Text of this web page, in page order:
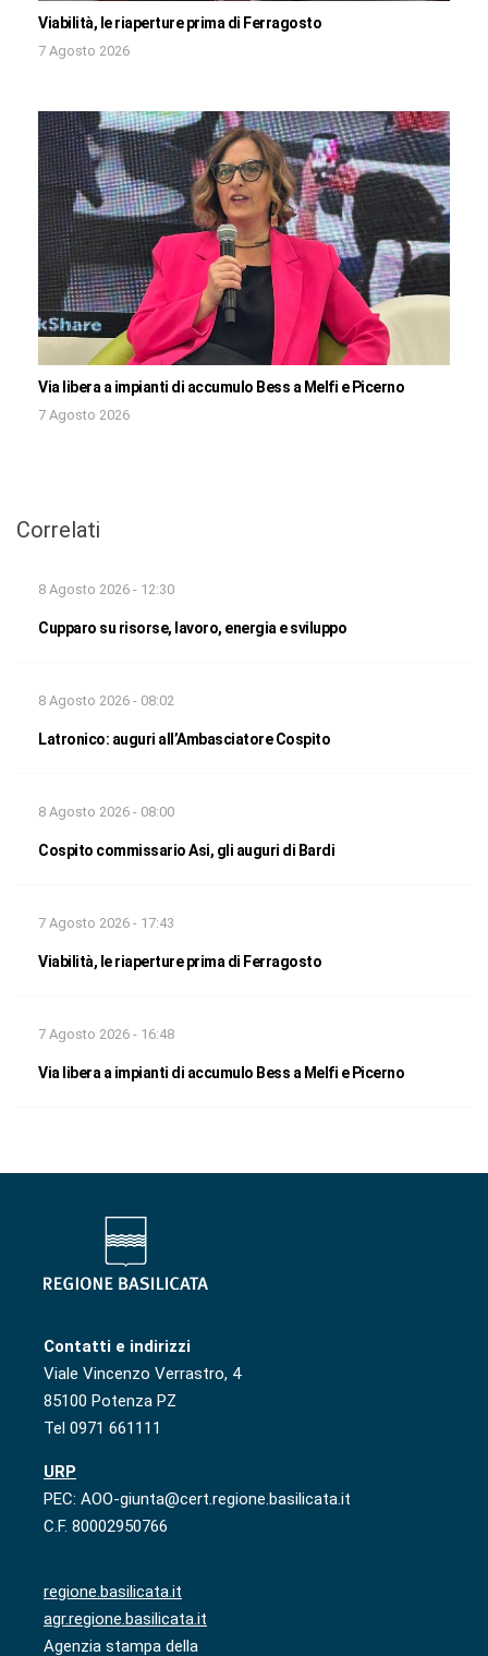
Viabilità, le riaperture prima di Ferragosto
7 Agosto 2026
Via libera a impianti di accumulo Bess a Melfi e Picerno
7 Agosto 2026
Correlati
8 Agosto 2026 - 12:30
Cupparo su risorse, lavoro, energia e sviluppo
8 Agosto 2026 - 08:02
Latronico: auguri all’Ambasciatore Cospito
8 Agosto 2026 - 08:00
Cospito commissario Asi, gli auguri di Bardi
7 Agosto 2026 - 17:43
Viabilità, le riaperture prima di Ferragosto
7 Agosto 2026 - 16:48
Via libera a impianti di accumulo Bess a Melfi e Picerno
Contatti e indirizzi
Viale Vincenzo Verrastro, 4
85100 Potenza PZ
Tel 0971 661111
URP
PEC: AOO-giunta@cert.regione.basilicata.it
C.F. 80002950766
regione.basilicata.it
agr.regione.basilicata.it
Agenzia stampa della